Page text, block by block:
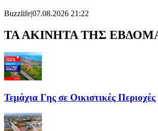
Buzzlife|07.08.2026 21:22
ΤΑ ΑΚΙΝΗΤΑ ΤΗΣ
Τεμάχια Γης σε Οικιστικές Περιοχές